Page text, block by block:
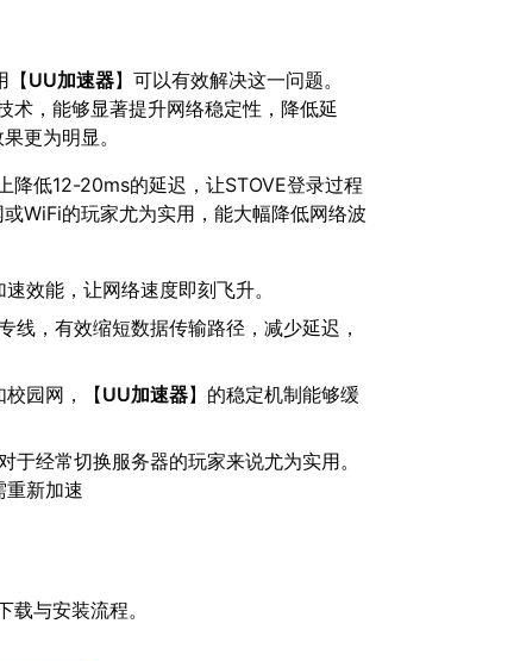
【UU加速器】可以有效解决这一问题。
术，能够显著提升网络稳定性，降低延
更为明显。
降低12-20ms的延迟，让STOVE登录过程
WiFi的玩家尤为实用，能大幅降低网络波
效能，让网络速度即刻飞升。
线，有效缩短数据传输路径，减少延迟，
校园网，【UU加速器】的稳定机制能够缓
于经常切换服务器的玩家来说尤为实用。
重新加速
与安装流程。